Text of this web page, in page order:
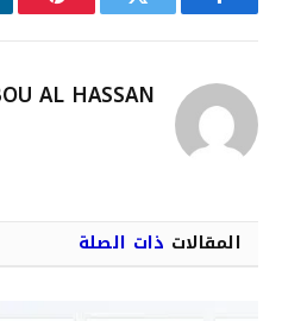
فيسبوك تويتر
AL HASSAN
المقالات ذات الصلة